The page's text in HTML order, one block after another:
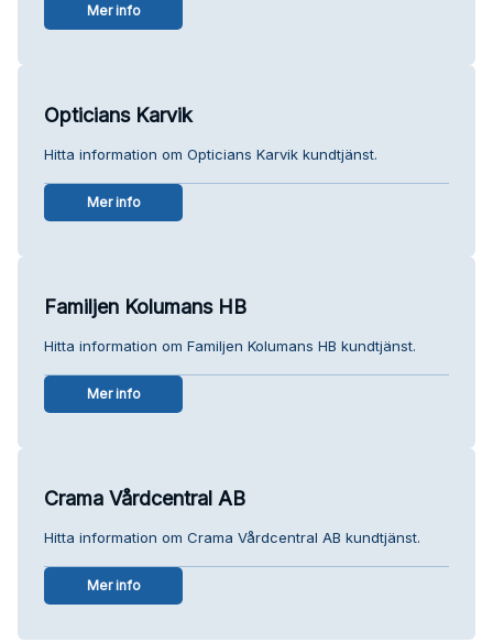
Mer info
Opticians Karvik
Hitta information om Opticians Karvik kundtjänst.
Mer info
Familjen Kolumans HB
Hitta information om Familjen Kolumans HB kundtjänst.
Mer info
Crama Vårdcentral AB
Hitta information om Crama Vårdcentral AB kundtjänst.
Mer info